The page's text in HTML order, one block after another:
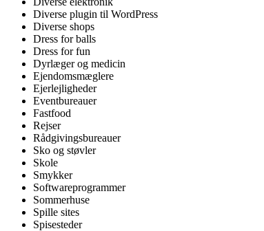
Diverse plugin til WordPress
Diverse shops
Dress for balls
Dress for fun
Dyrlæger og medicin
Ejendomsmæglere
Ejerlejligheder
Eventbureauer
Fastfood
Rejser
Rådgivingsbureauer
Sko og støvler
Skole
Smykker
Softwareprogrammer
Sommerhuse
Spille sites
Spisesteder